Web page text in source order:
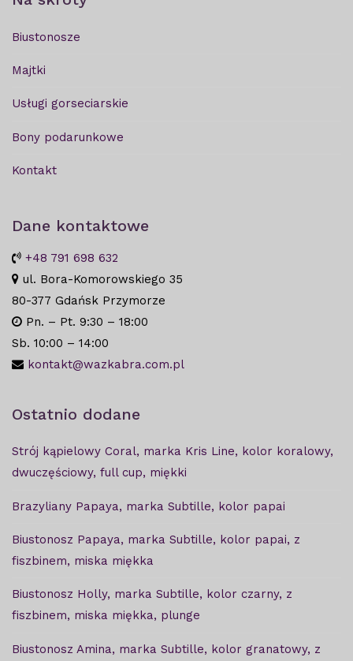
Biustonosze
Majtki
Usługi gorseciarskie
Bony podarunkowe
Kontakt
Dane kontaktowe
+48 791 698 632
ul. Bora-Komorowskiego 35
80-377 Gdańsk Przymorze
Pn. – Pt. 9:30 – 18:00
Sb. 10:00 – 14:00
kontakt@wazkabra.com.pl
Ostatnio dodane
Strój kąpielowy Coral, marka Kris Line, kolor koralowy,
dwuczęściowy, full cup, miękki
Brazyliany Papaya, marka Subtille, kolor papai
Biustonosz Papaya, marka Subtille, kolor papai, z
fiszbinem, miska miękka
Biustonosz Holly, marka Subtille, kolor czarny, z
fiszbinem, miska miękka, plunge
Biustonosz Amina, marka Subtille, kolor granatowy, z